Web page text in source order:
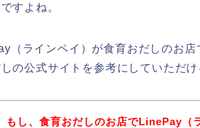
すよね。
（ラインペイ）が食育おだしのお
の公式サイトを参考にしていただけ
もし、食育おだしのお店でLinePay（